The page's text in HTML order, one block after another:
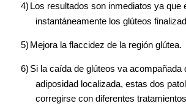
4) Los resultados son inmediatos ya que
instantáneamente los glúteos
5) Mejora la flaccidez de la región glútea.
6) Si la caída de glúteos va acompañada
adiposidad localizada, estas dos
corregirse con diferentes